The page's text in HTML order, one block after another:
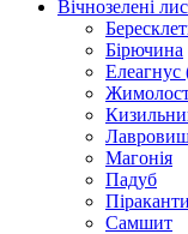
Вічнозелені
Бірючина
Елеагнус
Магонія
Падуб
Піраканти
Самшит